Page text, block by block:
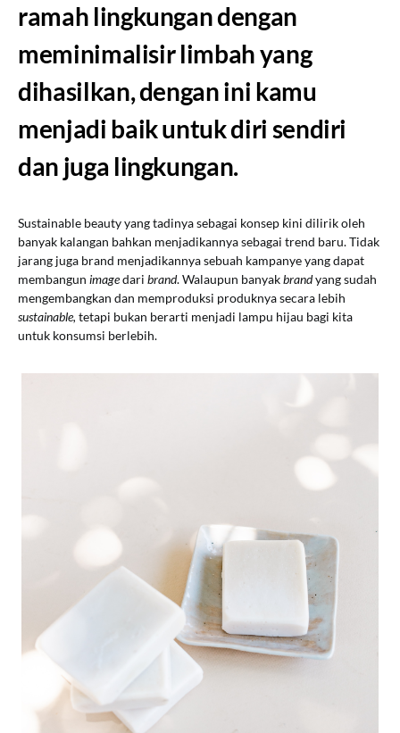
ramah lingkungan dengan
meminimalisir limbah yang
dihasilkan, dengan ini kamu
menjadi baik untuk diri sendiri
dan juga lingkungan.
Sustainable beauty yang tadinya sebagai konsep kini dilirik oleh
banyak kalangan bahkan menjadikannya sebagai trend baru. Tidak
jarang juga brand menjadikannya sebuah kampanye yang dapat
membangun imagedari brand. Walaupun banyakbrandyang sudah
mengembangkan dan memproduksi produknya secara lebih
sustainable, tetapi bukan berarti menjadi lampu hijau bagi kita
untuk konsumsi berlebih.